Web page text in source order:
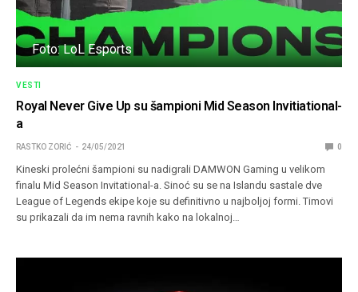
Foto: LoL Esports
VESTI
Royal Never Give Up su šampioni Mid Season Invitiational-
a
RASTKO ZORIĆ 24/05/2021 0
Kineski prolećni šampioni su nadigrali DAMWON Gaming u velikom
finalu Mid Season Invitational-a. Sinoć su se na Islandu sastale dve
League of Legends ekipe koje su definitivno u najboljoj formi. Timovi
su prikazali da im nema ravnih kako na lokalnoj…